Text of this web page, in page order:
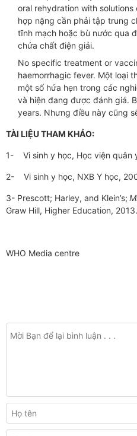
oral rehydration with
hợp nặng cần phải tập trung
tĩnh mạch hoặc bù nước qua
chứa chất điện giải.
No specific treatment or
haemorrhagic fever. Một loại
một số hứa hẹn trong các
và hiện đang được đánh giá.
years. Nhưng điều này cũng
TÀI LIỆU THAM KHẢO:
1- Vi sinh y học, Học viện quân
2- Vi sinh y học, NXB Y học,
3- Prescott; Harley, and Klein’s;
Graw Hill, Higher Education, 2013.
WHO